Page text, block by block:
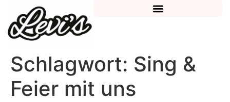
Schlagwort: Sing &
Feier mit uns